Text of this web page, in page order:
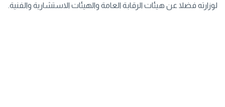
فضلا عن هيئات الرقابة العامة والهيئات الاستشارية والفنية.